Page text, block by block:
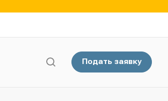
Подать заявку